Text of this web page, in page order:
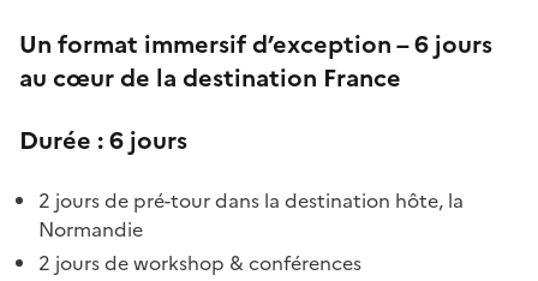
Un format immersif d’exception – 6 jours
au cœur de la destination France
Durée : 6 jours
2 jours de pré-tour dans la destination hôte, la
Normandie
2 jours de workshop & conférences